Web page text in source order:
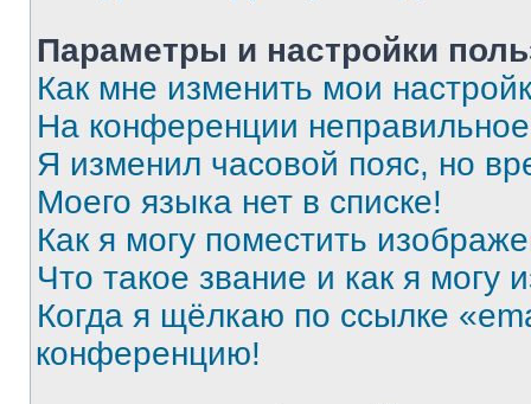
Параметры и настройки
Как мне изменить мои
На конференции
Я изменил часовой пояс, но
Моего языка нет в списке!
Как я могу поместить
Что такое звание и как я могу
Когда я щёлкаю по ссылке
конференцию!